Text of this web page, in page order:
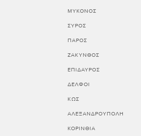
ΜΥΚΟΝΟΣ
ΣΥΡΟΣ
ΠΑΡΟΣ
ΖΑΚΥΝΘΟΣ
ΕΠΙΔΑΥΡΟΣ
ΔΕΛΦΟΙ
ΚΩΣ
ΑΛΕΞΑΝΔΡΟΥΠΟΛΗ
ΚΟΡΙΝΘΊΑ